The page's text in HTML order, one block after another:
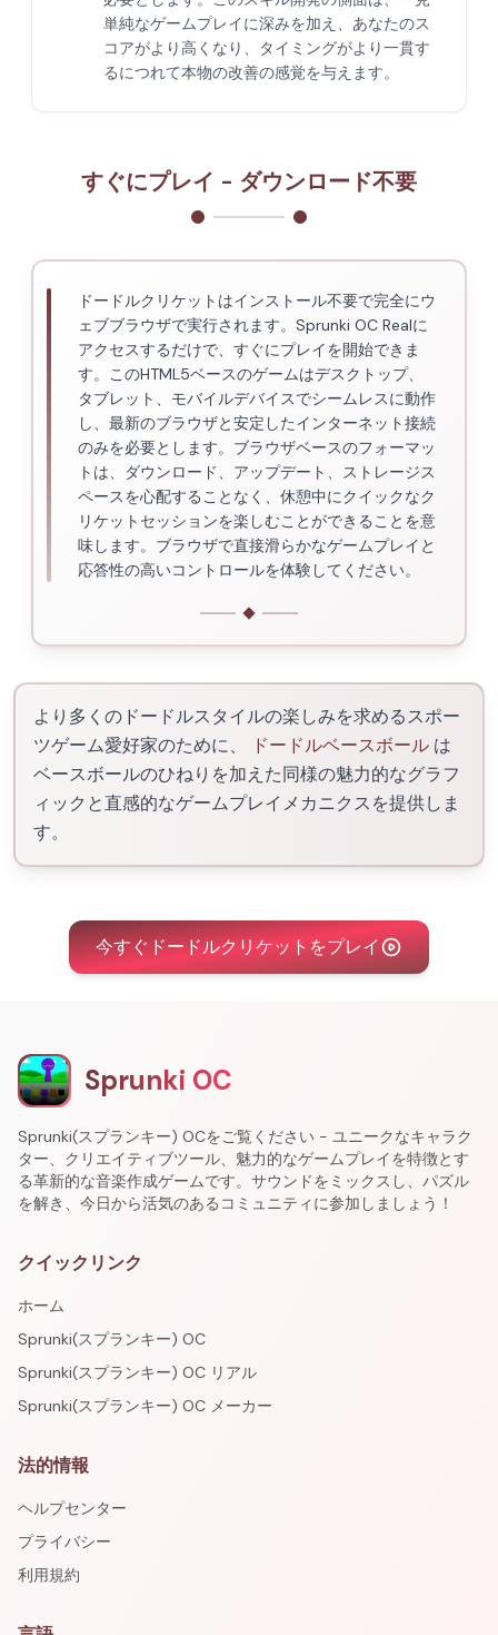
単純なゲームプレイに深みを加え、あなたのス
コアがより高くなり、タイミングがより一貫す
るにつれて本物の改善の感覚を与えます。
すぐにプレイ - ダウンロード不要
ドードルクリケットはインストール不要で完全にウ
ェブブラウザで実行されます。Sprunki OC Realに
アクセスするだけで、すぐにプレイを開始できま
す。このHTML5ベースのゲームはデスクトップ、
タブレット、モバイルデバイスでシームレスに動作
し、最新のブラウザと安定したインターネット接続
のみを必要とします。ブラウザベースのフォーマッ
トは、ダウンロード、アップデート、ストレージス
ペースを心配することなく、休憩中にクイックなク
リケットセッションを楽しむことができることを意
味します。ブラウザで直接滑らかなゲームプレイと
応答性の高いコントロールを体験してください。
より多くのドードルスタイルの楽しみを求めるスポー
ツゲーム愛好家のために、
ドードルベースボール は
ベースボールのひねりを加えた同様の魅力的なグラフ
ィックと直感的なゲームプレイメカニクスを提供しま
す。
今すぐドードルクリケットをプレイ
Sprunki OC
Sprunki(スプランキー) OCをご覧ください - ユニークなキャラク
ター、クリエイティブツール、魅力的なゲームプレイを特徴とす
る革新的な音楽作成ゲームです。サウンドをミックスし、パズル
を解き、今日から活気のあるコミュニティに参加しましょう！
クイックリンク
ホーム
Sprunki(スプランキー) OC
Sprunki(スプランキー) OC リアル
Sprunki(スプランキー) OC メーカー
法的情報
ヘルプセンター
プライバシー
利用規約